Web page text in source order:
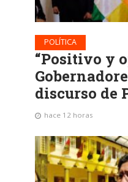
POLÍTICA
“Positivo y
discurso de
hace 12 horas